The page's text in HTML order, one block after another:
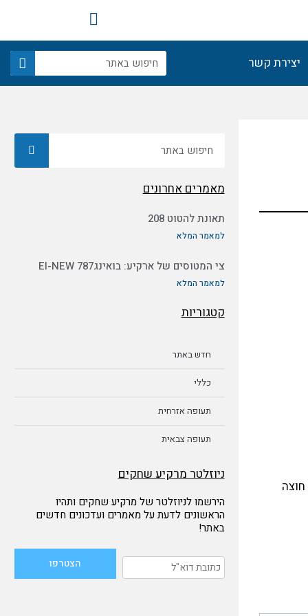
F
a
c
b
יצירת קשר חיפוש
חוצה
מאמרים אחרונים
תאונת להטוט 208
למאמר המלא
צי המטוסים של ארקיע: בואינג787 EI-NEW
למאמר המלא
קטגוריות
חדש באתר
כללי
תעופה אזרחית
תעופה צבאית
ניוזלטר מרקיע שחקים
הירשמו לניוזלטר של מרקיע שחקים ותהיו
הראשונים לדעת על מאמרים ועדכונים חדשים
באתר!